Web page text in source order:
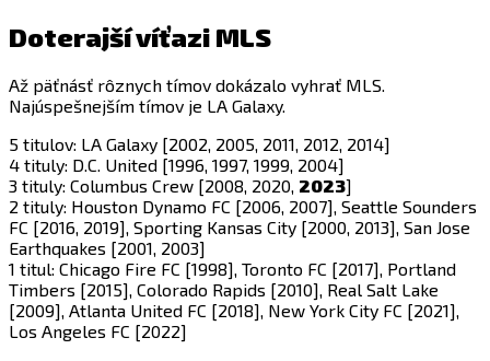
Doterajší víťazi MLS
Až päťnásť rôznych tímov dokázalo vyhrať MLS.
Najúspešnejším tímov je LA Galaxy.
5 titulov: LA Galaxy [2002, 2005, 2011, 2012, 2014]
4 tituly: D.C. United [1996, 1997, 1999, 2004]
3 tituly: Columbus Crew [2008, 2020, 2023]
2 tituly: Houston Dynamo FC [2006, 2007], Seattle Sounders
FC [2016, 2019], Sporting Kansas City [2000, 2013], San Jose
Earthquakes [2001, 2003]
1 titul: Chicago Fire FC [1998], Toronto FC [2017], Portland
Timbers [2015], Colorado Rapids [2010], Real Salt Lake
[2009], Atlanta United FC [2018], New York City FC [2021],
Los Angeles FC [2022]